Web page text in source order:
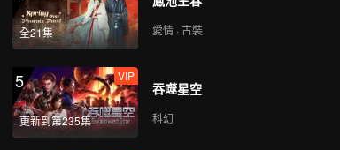
全21集 愛情 · 古裝
5
更新到第235集
VIP
吞噬星空
科幻